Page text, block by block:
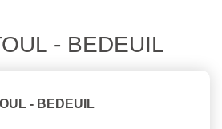
- BEDEUIL
- BEDEUIL